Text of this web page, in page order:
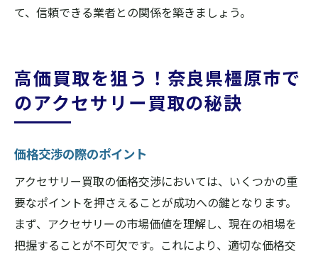
て、信頼できる業者との関係を築きましょう。
高価買取を狙う！奈良県橿原市で
のアクセサリー買取の秘訣
価格交渉の際のポイント
アクセサリー買取の価格交渉においては、いくつかの重
要なポイントを押さえることが成功への鍵となります。
まず、アクセサリーの市場価値を理解し、現在の相場を
把握することが不可欠です。これにより、適切な価格交